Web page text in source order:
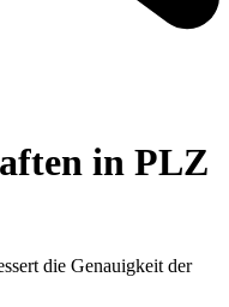
in PLZ
die Genauigkeit der